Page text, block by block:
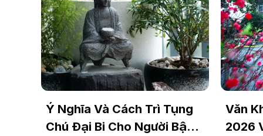
Ý Nghĩa Và Cách Trì Tụng
Chú Đại Bi Cho Người Bận
Văn
2026